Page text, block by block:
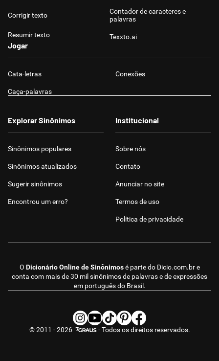
Corrigir texto
Resumir texto
Contador de caracteres e
palavras
Texxto.ai
Jogar
Cata-letras Conexões
Caça-palavras
O Dicionário Online de Sinônimosé parte do Dicio.com.bre
conta com mais de 30 mil sinônimos de palavras e de expressões
em português do Brasil.
Explorar Sinônimos
Sinônimos populares
Sinônimos atualizados
Sugerir sinônimos
Encontrou um erro?
Institucional
Sobre nós
Contato
Anunciar no site
Termos de uso
Política de privacidade
© 2011 - 2026 - Todos os direitos reservados.